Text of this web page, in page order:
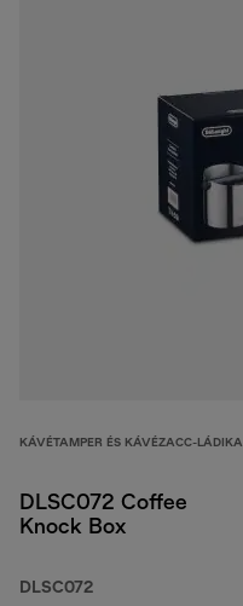
KÁVÉTAMPER ÉS KÁVÉZACC-LÁDIKA
DLSC072 Coffee
Knock Box
DLSC072